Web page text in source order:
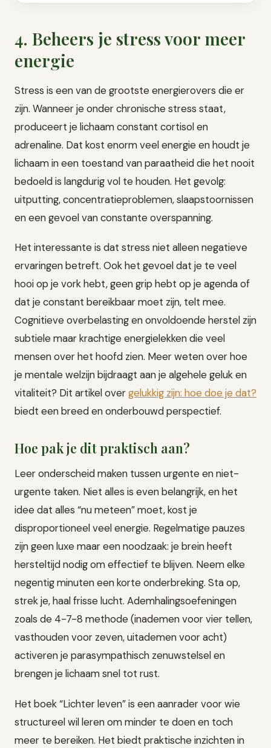
4. Beheers je stress voor meer
energie
Stress is een van de grootste energierovers die er
zijn. Wanneer je onder chronische stress staat,
produceert je lichaam constant cortisol en
adrenaline. Dat kost enorm veel energie en houdt je
lichaam in een toestand van paraatheid die het nooit
bedoeld is langdurig vol te houden. Het gevolg:
uitputting, concentratieproblemen, slaapstoornissen
en een gevoel van constante overspanning.
Het interessante is dat stress niet alleen negatieve
ervaringen betreft. Ook het gevoel dat je te veel
hooi op je vork hebt, geen grip hebt op je agenda of
dat je constant bereikbaar moet zijn, telt mee.
Cognitieve overbelasting en onvoldoende herstel zijn
subtiele maar krachtige energielekken die veel
mensen over het hoofd zien. Meer weten over hoe
je mentale welzijn bijdraagt aan je algehele geluk en
vitaliteit? Dit artikel overgelukkig zijn: hoe doe je dat?
biedt een breed en onderbouwd perspectief.
Hoe pak je dit praktisch aan?
Leer onderscheid maken tussen urgente en niet-
urgente taken. Niet alles is even belangrijk, en het
idee dat alles “nu meteen” moet, kost je
disproportioneel veel energie. Regelmatige pauzes
zijn geen luxe maar een noodzaak: je brein heeft
hersteltijd nodig om effectief te blijven. Neem elke
negentig minuten een korte onderbreking. Sta op,
strek je, haal frisse lucht. Ademhalingsoefeningen
zoals de 4-7-8 methode (inademen voor vier tellen,
vasthouden voor zeven, uitademen voor acht)
activeren je parasympathisch zenuwstelsel en
brengen je lichaam snel tot rust.
Het boek “Lichter leven” is een aanrader voor wie
structureel wil leren om minder te doen en toch
meer te bereiken. Het biedt praktische inzichten in